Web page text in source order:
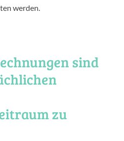
werden.
sind
zu